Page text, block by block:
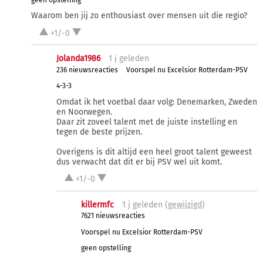
Waarom ben jij zo enthousiast over mensen uit die regio?
+1/-0
Jolanda1986 1 j geleden
236 nieuwsreacties
Voorspel nu Excelsior Rotterdam-PSV
4-3-3
Omdat ik het voetbal daar volg: Denemarken, Zweden
en Noorwegen.
Daar zit zoveel talent met de juiste instelling en
tegen de beste prijzen.
Overigens is dit altijd een heel groot talent geweest
dus verwacht dat dit er bij PSV wel uit komt.
+1/-0
killermfc 1 j geleden (gewijzigd)
7621 nieuwsreacties
Voorspel nu Excelsior Rotterdam-PSV
geen opstelling